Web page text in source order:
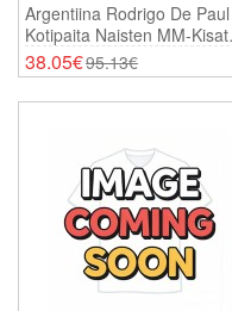
Argentiina Rodrigo De
Kotipaita Naisten MM-Kisat
2026 Lyhythihainen
38.05€95.13€